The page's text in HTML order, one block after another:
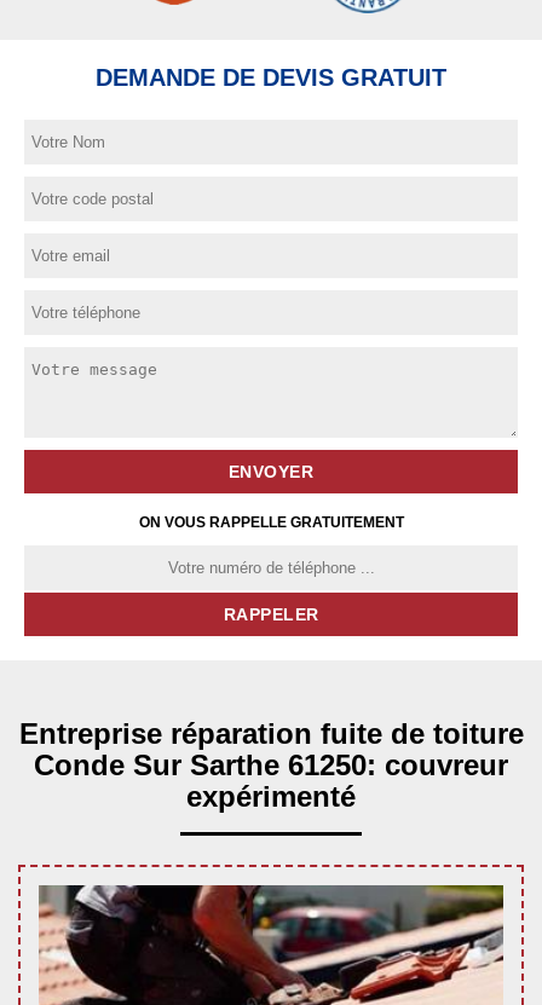
DEMANDE DE DEVIS GRATUIT
ON VOUS RAPPELLE GRATUITEMENT
Entreprise réparation fuite de toiture
Conde Sur Sarthe 61250: couvreur
expérimenté